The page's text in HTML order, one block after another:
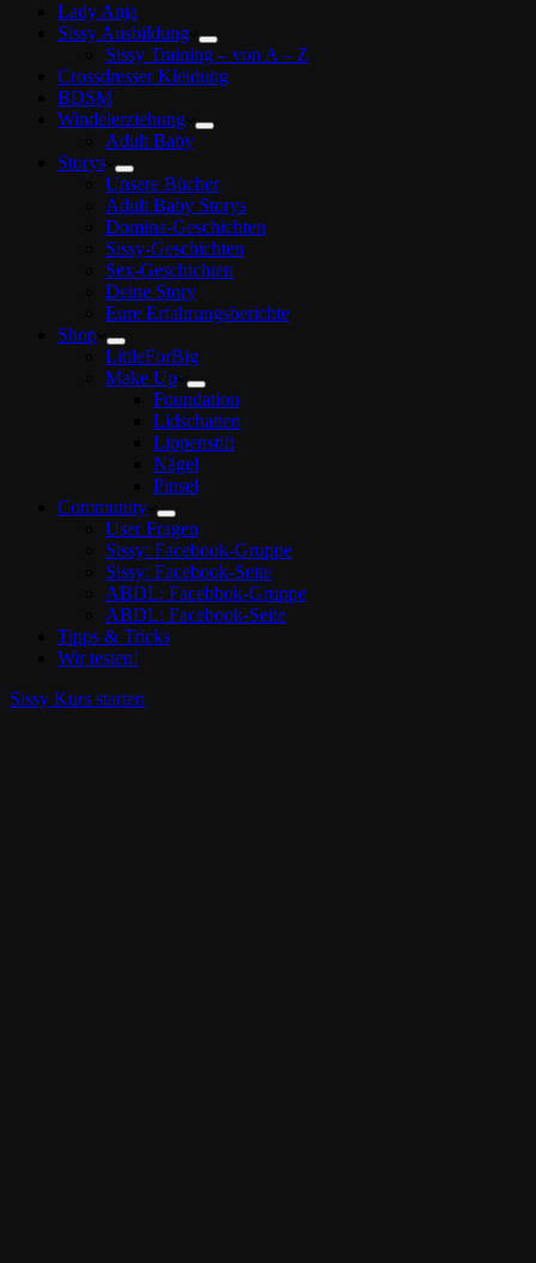
Lady Anja
Sissy Ausbildung
Sissy Training – von A – Z
Crossdresser Kleidung
BDSM
Windelerziehung
Adult Baby
Storys
Unsere Bücher
Adult Baby Storys
Domina-Geschichten
Sissy-Geschichten
Sex-Geschichten
Deine Story
Eure Erfahrungsberichte
Shop
LittleForBig
Make Up
Foundation
Lidschatten
Lippenstift
Nägel
Pinsel
Community
User Fragen
Sissy: Facebook-Gruppe
Sissy: Facebook-Seite
ABDL: Facebbok-Gruppe
ABDL: Facebook-Seite
Tipps & Tricks
Wir testen!
Sissy Kurs starten